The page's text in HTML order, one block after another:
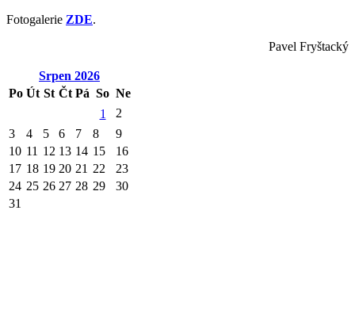
Fotogalerie ZDE.
Pavel Fryštacký
Srpen 2026
Po Út St Čt Pá So Ne
1
2
3
4 5 6 7 8
9
10 11 12 13 14 15
16
17 18 19 20 21 22
23
24 25 26 27 28 29
30
31